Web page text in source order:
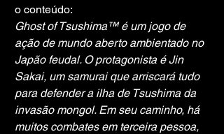
o conteúdo:
Ghost of Tsushima™ é um jogo de
ação de mundo aberto ambientado no
Japão feudal. O protagonista é Jin
Sakai, um samurai que arriscará tudo
para defender a ilha de Tsushima da
invasão mongol. Em seu caminho, há
muitos combates em terceira pessoa,